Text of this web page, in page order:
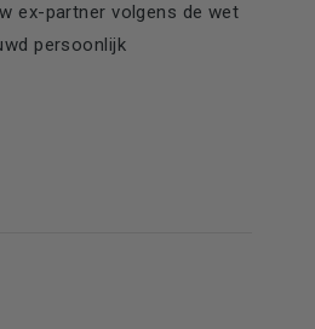
ex-partner volgens de wet
persoonlijk